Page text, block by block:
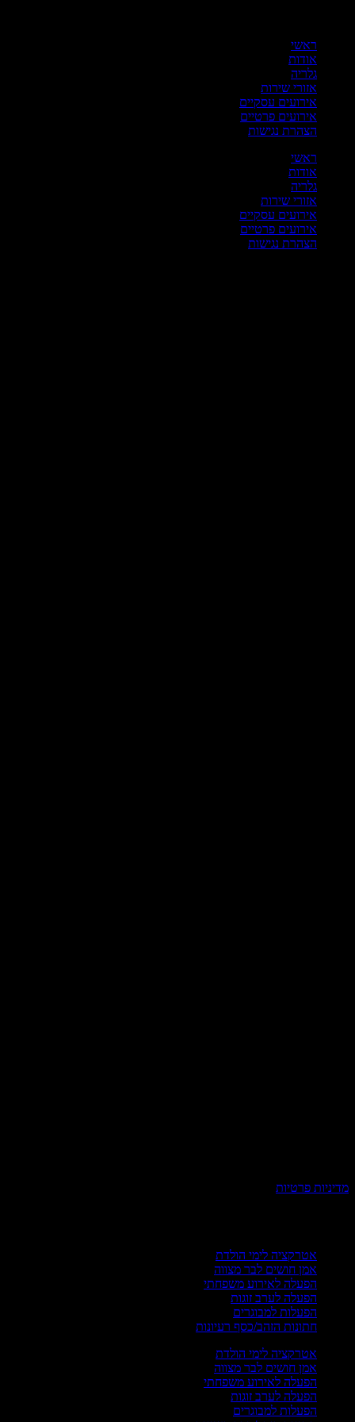
ראשי
אודות
גלריה
אזורי שירות
אירועים עסקיים
אירועים פרטיים
הצהרת נגישות
ראשי
אודות
גלריה
אזורי שירות
אירועים עסקיים
אירועים פרטיים
הצהרת נגישות
פרטיות
אטרקציה לימי הולדת
אמן חושים לבר מצווה
הפעלה לאירוע משפחתי
הפעלה לערב זוגות
הפעלות למבוגרים
חתונות הזהב/כסף רעיונות
אטרקציה לימי הולדת
אמן חושים לבר מצווה
הפעלה לאירוע משפחתי
הפעלה לערב זוגות
הפעלות למבוגרים